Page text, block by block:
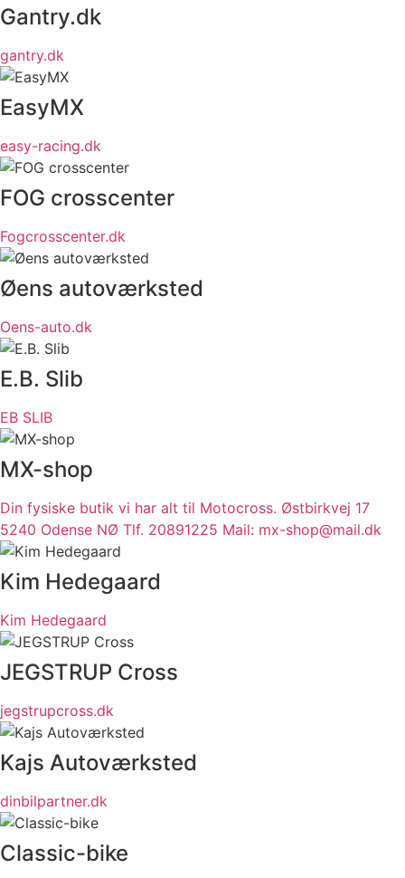
Gantry.dk
gantry.dk
EasyMX
easy-racing.dk
FOG crosscenter
Fogcrosscenter.dk
Øens autoværksted
Oens-auto.dk
E.B. Slib
EB SLIB
MX-shop
Din fysiske butik vi har alt til Motocross. Østbirkvej 17
5240 Odense NØ Tlf. 20891225 Mail: mx-shop@mail.dk
Kim Hedegaard
Kim Hedegaard
JEGSTRUP Cross
jegstrupcross.dk
Kajs Autoværksted
dinbilpartner.dk
Classic-bike